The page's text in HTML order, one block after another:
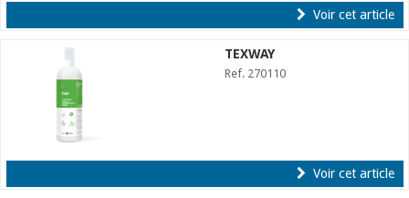
Voir cet article
TEXWAY
Ref. 270110
Voir cet article